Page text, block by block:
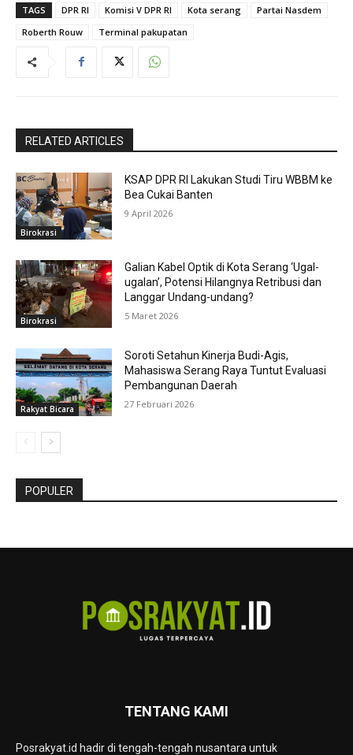
TAGS
DPR RI Komisi V DPR RI Kota serang
Partai Nasdem
Roberth Rouw
Terminal pakupatan
RELATED ARTICLES
Birokrasi
KSAP DPR RI Lakukan Studi Tiru WBBM ke
Bea Cukai Banten
9 April 2026
Birokrasi
Galian Kabel Optik di Kota Serang ‘Ugal-
ugalan’, Potensi Hilangnya Retribusi dan
Langgar Undang-undang?
5 Maret 2026
Rakyat Bicara
Soroti Setahun Kinerja Budi-Agis,
Mahasiswa Serang Raya Tuntut Evaluasi
Pembangunan Daerah
27 Februari 2026
POPULER
TENTANG KAMI
Posrakyat.id hadir di tengah-tengah nusantara untuk